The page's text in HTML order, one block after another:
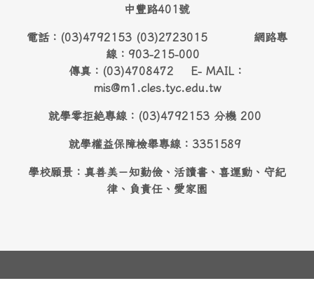
中豐路401號
電話：(03)4792153 (03)2723015 網路專
線：903-215-000
傳真：(03)4708472 E- MAIL：
mis@m1.cles.tyc.edu.tw
就學零拒絶專線：(03)4792153 分機 200
就學權益保障檢舉專線：3351589
學校願景：真善美－知勤儉、活讀書、喜運動、守紀
律、負責任、愛家園